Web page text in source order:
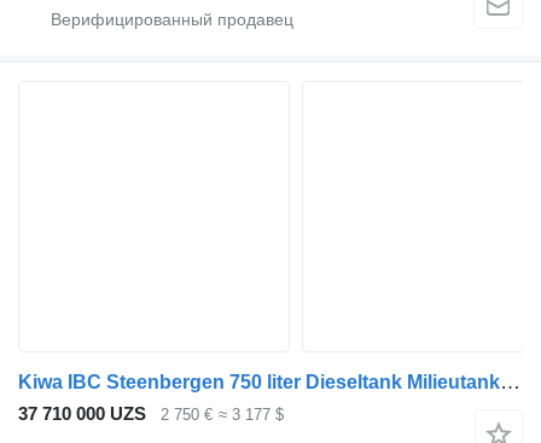
Kiwa IBC Steenbergen 750 liter Dieseltank Milieutank met handpomp
37 710 000 UZS 2 750 € ≈ 3 177 $